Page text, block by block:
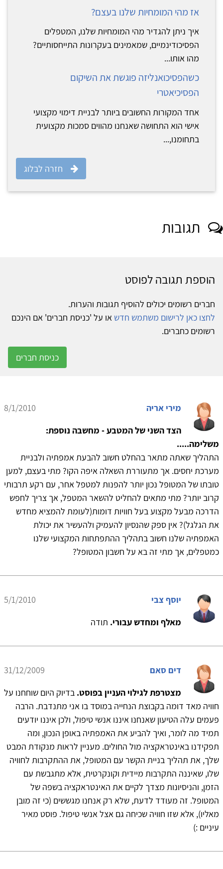
אז מהי המומחיות שלנו בעצם?
איך ניתן להגדיר מהי המומחיות שלנו, המטפלים
הפסיכודינמיים, שמאמינים בעקרונות התייחסותיים?
מהו אותו...
כשהפסיכואנליזה פוגשת את השיקום
הפסיכיאטרי
אחד המקורות החשובים ביותר לבניית דימוי מקצועי
אישי הוא התחושה שאנחנו מהווים סמכות מקצועית
בתחומנו,...
חזרה לבלוג
תגובות
הוספת תגובה לפוסט
חברים רשומים יכולים להוסיף תגובות והערות.
לחצו כאן לרישום משתמש חדש או על 'כניסת חברים' אם הינכם
רשומים כחברים.
כניסת חברים
מירי אריה
8/1/2010
הצד השני של המטבע - מחשבה נוספת:
משלימה.....
התהליך שאתה מתאר בהחלט חשוב להבעת אמפתיה ולבניית
מערכת יחסים. אך מתעוררת השאלה איפה הקו? מתי בעצם, למען
טובתו של המטופל נכון יותר להפנות למטפל אחר, עם רקע תרבותי
קרוב יותר? מתי מתאים להחליט להשאר המטפל, אך צריך לחפש
הדרכה מבעל מקצוע בעל חוויות דומות(לעומת להמציא מחדש
את הגלגל)? אין ספק שהנסיון להעמיק ולהעשיר את יכולת
האמפתיה שלנו חשוב בתהליך ההתפתחות המקצועי שלנו
כמטפלים, אך מתי זה בא על חשבון המטופל?
יוסף צבי
5/1/2010
מאלף ומחדש עבורי. תודה
דים סאם
31/12/2009
מצטרפת לגילוי העניין בפוסט. בדיוק היום שוחחנו על
חוויה מאד דומה בקבוצת הנחייה במוסד בו אני מתנדבת. הרבה
פעמים עלה הטיעון שאנחנו איננו אנשי טיפול, ולכן איננו יודעים
תמיד מה לומר, ואיך להביע את האמפתיה באופן הנכון, ומה
תפקידנו באינטראקציה מול החולים. מעניין לראות מנקודת המבט
שלך, את תהליך בניית הקשר עם המטופל, את ההתקרבות לחוויה
שלו, שאיננה התקרבות מיידית וקונקרטית, אלא מתגבשת עם
הזמן, והניסיונות מצדך לקיים את האינטראקציה בשפה של
המטופל. זה מעודד לדעת, שלא רק אנחנו מגששים (כי זה מובן
מאליו), אלא שזו חוויה שכיחה גם אצל אנשי טיפול. פוסט מאיר
עיניים :)